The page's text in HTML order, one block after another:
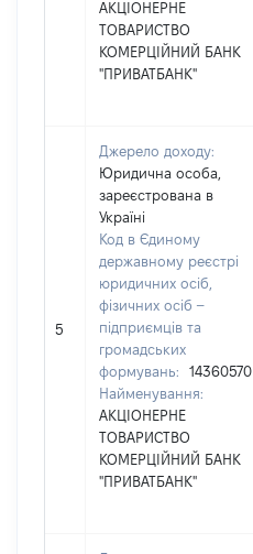
АКЦІОНЕРНЕ
ТОВАРИСТВО
КОМЕРЦІЙНИЙ БАНК
"ПРИВАТБАНК"
5
Джерело доходу:
Юридична особа,
зареєстрована в
Україні
Код в Єдиному
державному реєстрі
юридичних осіб,
фізичних осіб –
підприємців та
громадських
формувань:
14360570
Найменування:
АКЦІОНЕРНЕ
ТОВАРИСТВО
КОМЕРЦІЙНИЙ БАНК
"ПРИВАТБАНК"